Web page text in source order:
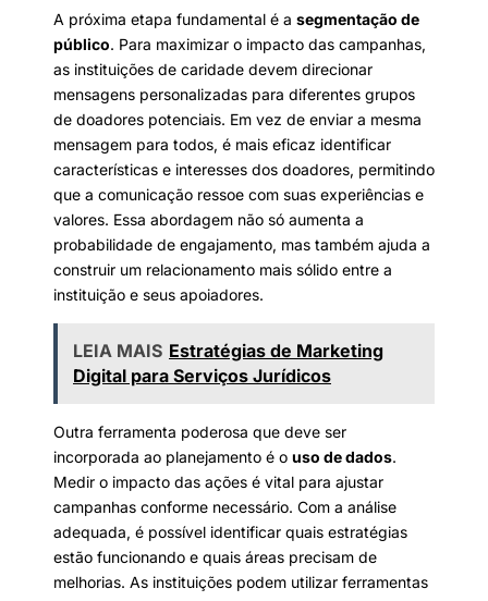
A próxima etapa fundamental é a segmentação de
público. Para maximizar o impacto das campanhas,
as instituições de caridade devem direcionar
mensagens personalizadas para diferentes grupos
de doadores potenciais. Em vez de enviar a mesma
mensagem para todos, é mais eficaz identificar
características e interesses dos doadores, permitindo
que a comunicação ressoe com suas experiências e
valores. Essa abordagem não só aumenta a
probabilidade de engajamento, mas também ajuda a
construir um relacionamento mais sólido entre a
instituição e seus apoiadores.
LEIA MAIS Estratégias de Marketing
Digital para Serviços Jurídicos
Outra ferramenta poderosa que deve ser
incorporada ao planejamento é o uso de dados.
Medir o impacto das ações é vital para ajustar
campanhas conforme necessário. Com a análise
adequada, é possível identificar quais estratégias
estão funcionando e quais áreas precisam de
melhorias. As instituições podem utilizar ferramentas